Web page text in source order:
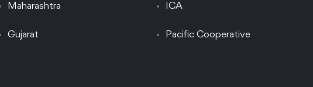
Maharashtra
Gujarat
ICA
Pacific Cooperative